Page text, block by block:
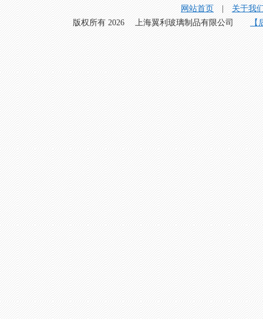
网站首页
关于我
版权所有 2026 上海翼利玻璃制品有限公司